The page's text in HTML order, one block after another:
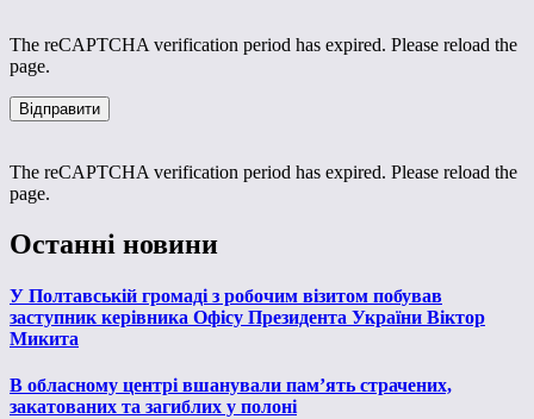
The reCAPTCHA verification period has expired. Please reload the
page.
The reCAPTCHA verification period has expired. Please reload the
page.
Останні новини
У Полтавській громаді з робочим візитом побував
заступник керівника Офісу Президента України Віктор
Микита
В обласному центрі вшанували пам’ять страчених,
закатованих та загиблих у полоні